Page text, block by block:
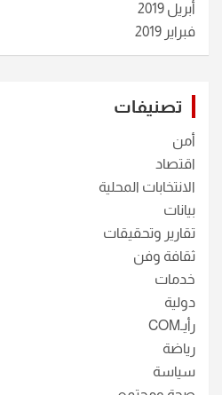
أبريل 2019
فبراير 2019
تصنيفات
أمن
اقتصاد
الانتخابات المحلية
بيانات
تقارير وتحقيقات
ثقافة وفن
خدمات
دولية
رأيـCOM
رياضة
سياسة